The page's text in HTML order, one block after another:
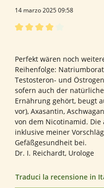
14 marzo 2025 09:58
Perfekt wären noch
Reihenfolge:
Testosteron- und
sofern auch der
Ernährung gehört, beugt
vor), Axasantin,
von dem Nicotinamid. Die
inklusive meiner
Gefäßgesundheit bei.
Dr. I. Reichardt, Urologe
Traduci la recensione in